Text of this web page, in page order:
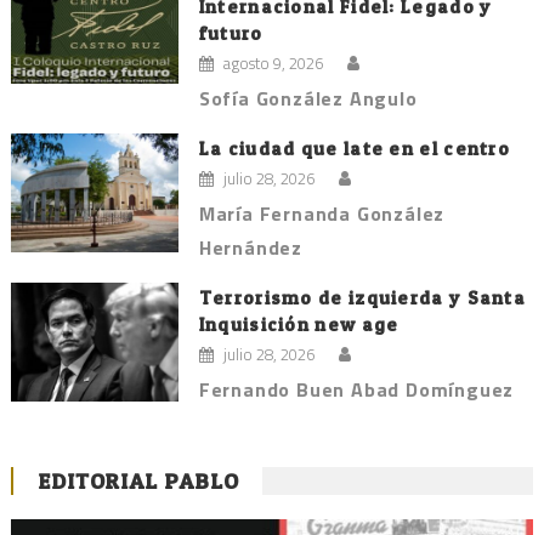
Internacional Fidel: Legado y
futuro
agosto 9, 2026
Sofía González Angulo
La ciudad que late en el centro
julio 28, 2026
María Fernanda González
Hernández
Terrorismo de izquierda y Santa
Inquisición new age
julio 28, 2026
Fernando Buen Abad Domínguez
EDITORIAL PABLO